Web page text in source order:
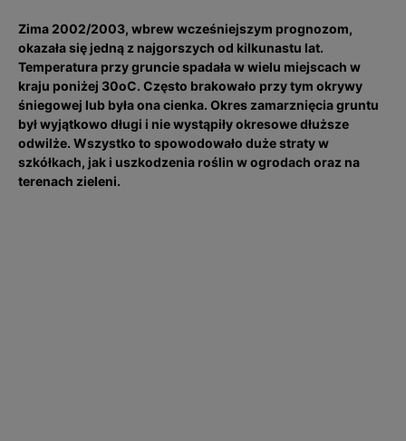
Zima 2002/2003, wbrew wcześniejszym prognozom,
okazała się jedną z najgorszych od kilkunastu lat.
Temperatura przy gruncie spadała w wielu miejscach w
kraju poniżej 30oC. Często brakowało przy tym okrywy
śniegowej lub była ona cienka. Okres zamarznięcia gruntu
był wyjątkowo długi i nie wystąpiły okresowe dłuższe
odwilże. Wszystko to spowodowało duże straty w
szkółkach, jak i uszkodzenia roślin w ogrodach oraz na
terenach zieleni.